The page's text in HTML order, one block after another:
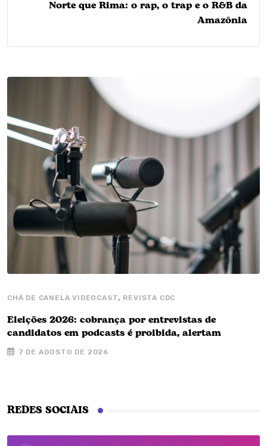
Norte que Rima: o rap, o trap e o R&B da
Amazônia
CHÁ DE CANELA VIDEOCAST, REVISTA CDC
Eleições 2026: cobrança por entrevistas de
candidatos em podcasts é proibida, alertam
7 DE AGOSTO DE 2026
REDES SOCIAIS